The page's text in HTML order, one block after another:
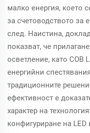
малко енергия, което
за счетоводството за
след. Наистина,
показват, че
осветление, като COB
енергийни
традиционните
ефективност е
характер на
конфигуриране на LED